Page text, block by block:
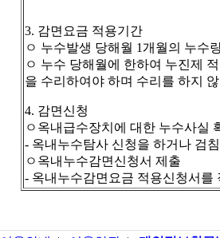
3. 감면요금 적용기간
ㅇ 누수발생 당해월 1개월의 누수
ㅇ 누수 당해월에 한하여 누진제
을 수리하여야 하며 수리를 하지
4. 감면신청
ㅇ옥내급수장치에 대한 누수사실
- 옥내누수탐사 신청을 하거나 검
ㅇ옥내누수감면신청서 제출
- 옥내누수감면요금 적용신청서를